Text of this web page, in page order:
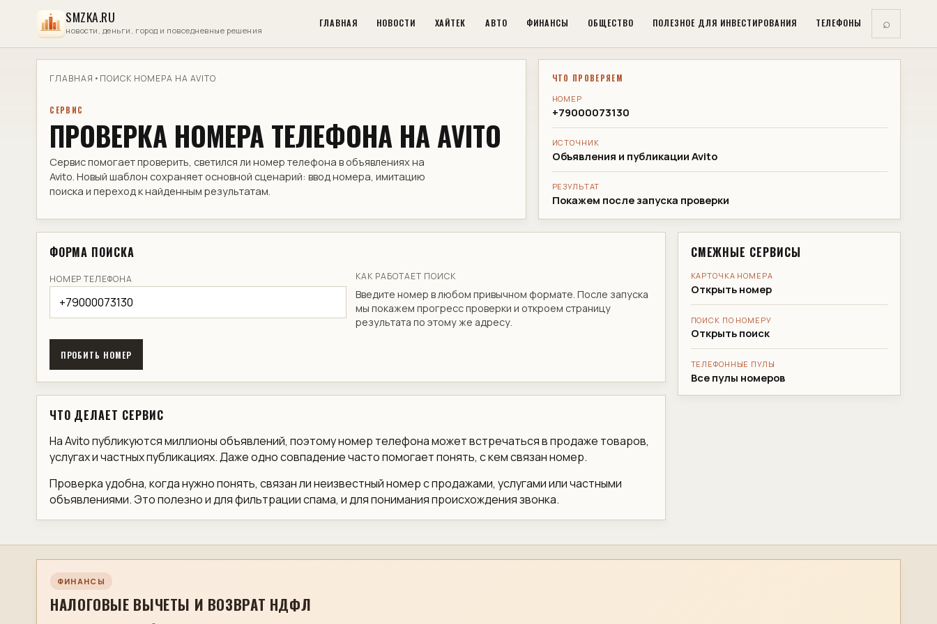
SMZKA.RU
новости, деньги, город и повседневные решения
ГЛАВНАЯ НОВОСТИ ХАЙТЕК АВТО ФИНАНСЫ ОБЩЕСТВО ПОЛЕЗНОЕ ДЛЯ ИНВЕСТИРОВАНИЯ ТЕЛЕФОНЫ ⌕
ГЛАВНАЯ • ПОИСК НОМЕРА НА AVITO
СЕРВИС
ПРОВЕРКА НОМЕРА ТЕЛЕФОНА НА AVITO
Сервис помогает проверить, светился ли номер телефона в объявлениях на
Avito. Новый шаблон сохраняет основной сценарий: ввод номера, имитацию
поиска и переход к найденным результатам.
ЧТО ПРОВЕРЯЕМ
НОМЕР
+79000073130
ИСТОЧНИК
Объявления и публикации Avito
РЕЗУЛЬТАТ
Покажем после запуска проверки
ФОРМА ПОИСКА
НОМЕР ТЕЛЕФОНА КАК РАБОТАЕТ ПОИСК
Введите номер в любом привычном формате. После запуска
мы покажем прогресс проверки и откроем страницу
результата по этому же адресу.
ПРОБИТЬ НОМЕР
ЧТО ДЕЛАЕТ СЕРВИС
На Avito публикуются миллионы объявлений, поэтому номер телефона может встречаться в продаже товаров,
услугах и частных публикациях. Даже одно совпадение часто помогает понять, с кем связан номер.
Проверка удобна, когда нужно понять, связан ли неизвестный номер с продажами, услугами или частными
объявлениями. Это полезно и для фильтрации спама, и для понимания происхождения звонка.
СМЕЖНЫЕ СЕРВИСЫ
КАРТОЧКА НОМЕРА
Открыть номер
ПОИСК ПО НОМЕРУ
Открыть поиск
ТЕЛЕФОННЫЕ ПУЛЫ
Все пулы номеров
ФИНАНСЫ
НАЛОГОВЫЕ ВЫЧЕТЫ И ВОЗВРАТ НДФЛ